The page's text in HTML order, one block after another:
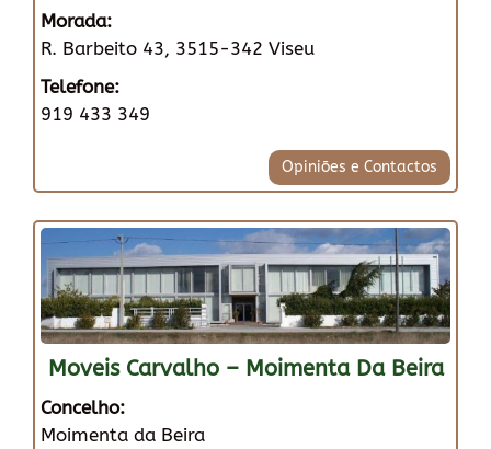
Morada:
R. Barbeito 43, 3515-342 Viseu
Telefone:
919 433 349
Opiniões e Contactos
Moveis Carvalho – Moimenta Da Beira
Concelho:
Moimenta da Beira